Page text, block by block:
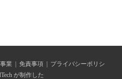
業 | 免責事項 | プライバシーポリシ
が制作した